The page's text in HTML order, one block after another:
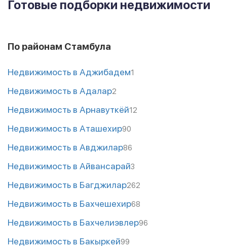
Готовые подборки недвижимости
По районам Стамбула
Недвижимость в Аджибадем1
Недвижимость в Адалар2
Недвижимость в Арнавуткёй12
Недвижимость в Аташехир90
Недвижимость в Авджилар86
Недвижимость в Айвансарай3
Недвижимость в Багджилар262
Недвижимость в Бахчешехир68
Недвижимость в Бахчелиэвлер96
Недвижимость в Бакыркей99